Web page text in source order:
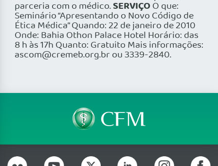
parceria com o médico.SERVIÇOO que:
Seminário “Apresentando o Novo Código de
Ética Médica” Quando: 22 de janeiro de 2010
Onde: Bahia Othon Palace Hotel Horário: das
8 h às 17h Quanto: Gratuito Mais informações:
ascom@cremeb.org.br ou 3339-2840.